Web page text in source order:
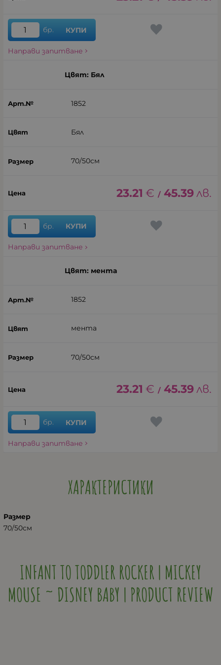
бр. КУПИ
Направи запитване
1852
Цвят: Бял
Бял
70/50см
23.21 € / 45.39лв.
бр. КУПИ
Направи запитване
1852
Цвят: мента
мента
70/50см
23.21 € / 45.39лв.
бр. КУПИ
Направи запитване
ХАРАКТЕРИСТИКИ
Размер
70/50см
INFANT TO TODDLER ROCKER | MICKEY
MOUSE ~ DISNEY BABY | PRODUCT REVIEW